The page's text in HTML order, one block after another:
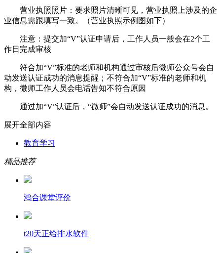
营业执照照片：要求照片清晰可见，营业执照上涉及的企
业信息需跟填写一致。（营业执照示例图如下）
注意：提交加“V”认证申请后，工作人员一般会在2个工
作日完成审核
符合加“V”标准的老师和机构通过审核后微师公众号会自
动发送认证成功的消息提醒；不符合加“V”标准的老师和机
构，微师工作人员会电话告知不符合原因
通过加“V”认证后，“微师”会自动发送认证成功的消息。
展开全部内容
教育学习
精品推荐
鸿合课堂评价
t20天正给排水软件